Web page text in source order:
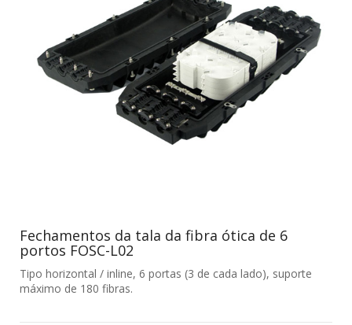
Fechamentos da tala da fibra ótica de 6
portos FOSC-L02
Tipo horizontal / inline, 6 portas (3 de cada lado), suporte
máximo de 180 fibras.